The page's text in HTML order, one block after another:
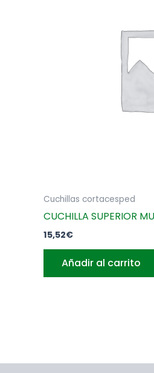
Cuchillas cortacesped
CUCHILLA SUPERIOR
15,52€
Añadir al carrito